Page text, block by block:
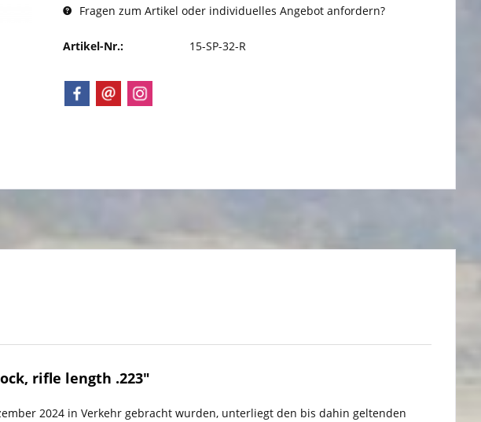
Fragen zum Artikel oder individuelles Angebot anfordern?
Artikel-Nr.: 15-SP-32-R
rifle length .223"
2024 in Verkehr gebracht wurden, unterliegt den bis dahin geltenden